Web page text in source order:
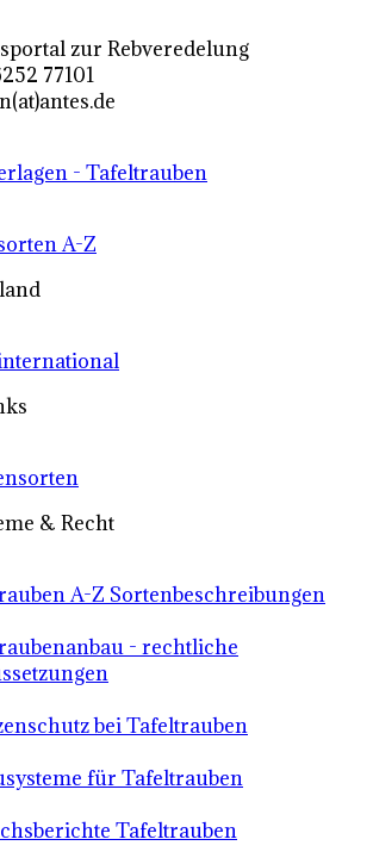
zur Rebveredelung
77101
- Tafeltrauben
A-Z
& Recht
A-Z Sortenbeschreibungen
- rechtliche
bei Tafeltrauben
für Tafeltrauben
Tafeltrauben